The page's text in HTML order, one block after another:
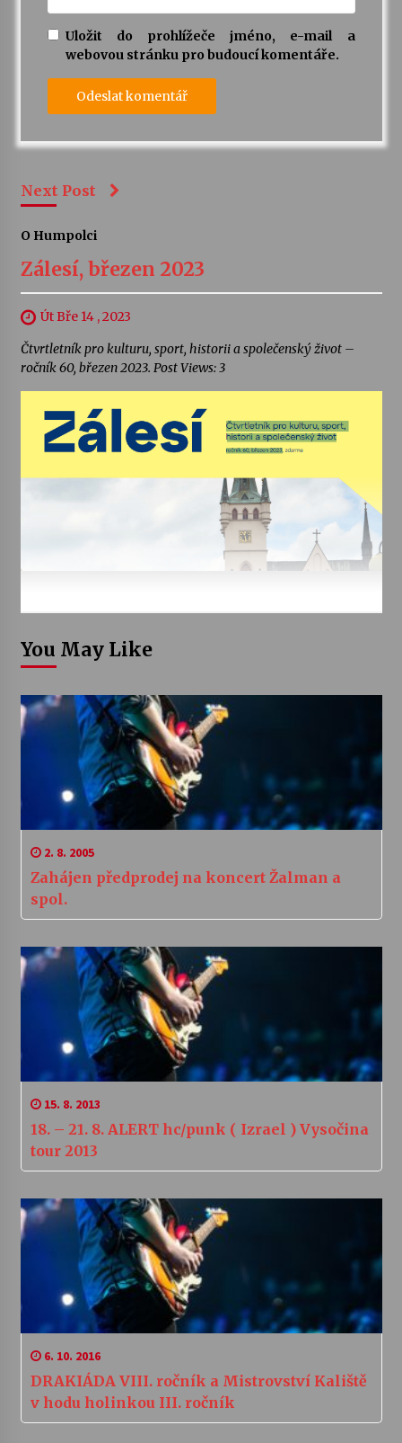
Uložit do prohlížeče jméno, e-mail a
webovou stránku pro budoucí komentáře.
Next Post
O Humpolci
Zálesí, březen 2023
Út Bře 14 , 2023
Čtvrtletník pro kulturu, sport, historii a společenský život –
ročník 60, březen 2023. Post Views: 3
You May Like
2. 8. 2005
Zahájen předprodej na koncert Žalman a
spol.
15. 8. 2013
18. – 21. 8. ALERT hc/punk ( Izrael ) Vysočina
tour 2013
6. 10. 2016
DRAKIÁDA VIII. ročník a Mistrovství Kaliště
v hodu holinkou III. ročník